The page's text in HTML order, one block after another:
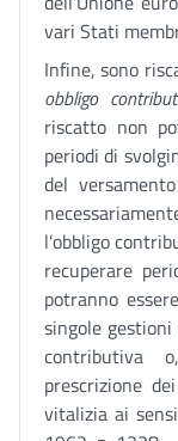
vari Stati
Infine, sono
obbligo
riscatto non
periodi di
del
l’obbligo
recuperare
potranno
singole
contributiva
prescrizione
vitalizia ai